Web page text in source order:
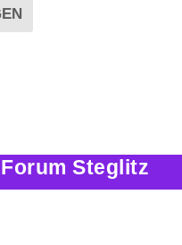
Steglitz